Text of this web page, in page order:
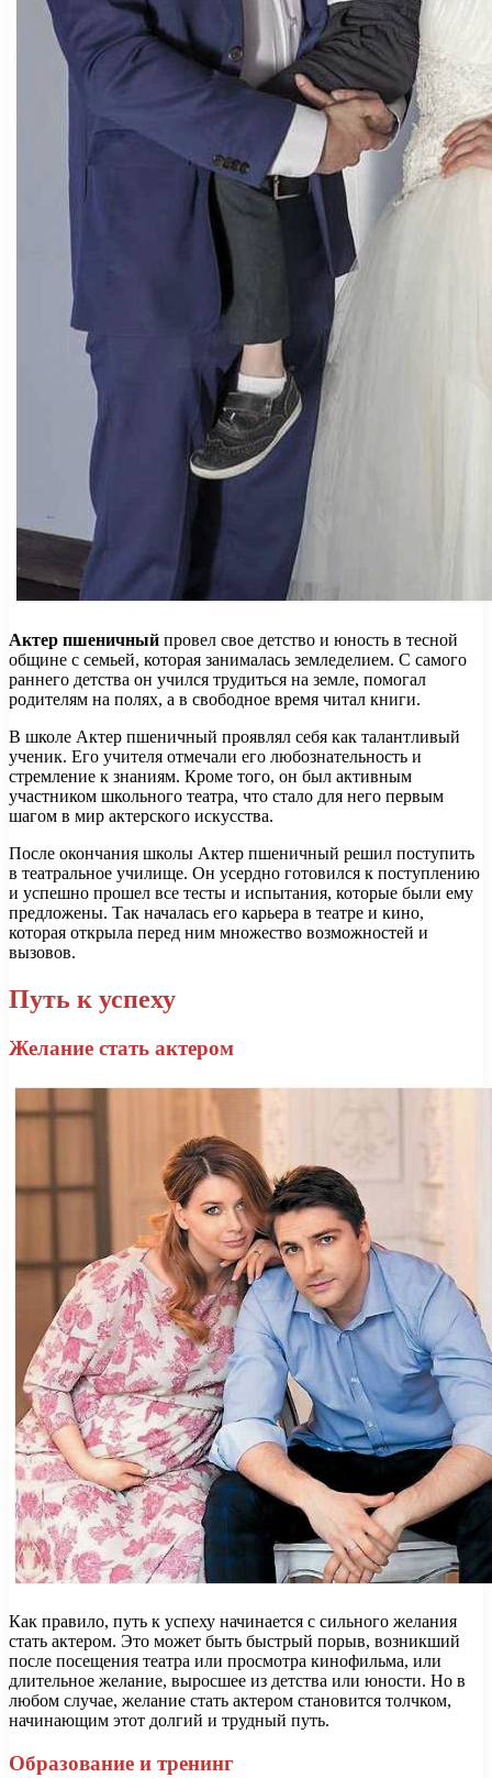
Актер пшеничный провел свое детство и юность в тесной
общине с семьей, которая занималась земледелием. С самого
раннего детства он учился трудиться на земле, помогал
родителям на полях, а в свободное время читал книги.
В школе Актер пшеничный проявлял себя как талантливый
ученик. Его учителя отмечали его любознательность и
стремление к знаниям. Кроме того, он был активным
участником школьного театра, что стало для него первым
шагом в мир актерского искусства.
После окончания школы Актер пшеничный решил поступить
в театральное училище. Он усердно готовился к поступлению
и успешно прошел все тесты и испытания, которые были ему
предложены. Так началась его карьера в театре и кино,
которая открыла перед ним множество возможностей и
вызовов.
Путь к успеху
Желание стать актером
Как правило, путь к успеху начинается с сильного желания
стать актером. Это может быть быстрый порыв, возникший
после посещения театра или просмотра кинофильма, или
длительное желание, выросшее из детства или юности. Но в
любом случае, желание стать актером становится толчком,
начинающим этот долгий и трудный путь.
Образование и тренинг